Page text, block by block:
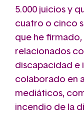
5.000 juicios y
cuatro o cinco
que he
relacionados
discapacidad e
colaborado en
mediáticos,
incendio de la